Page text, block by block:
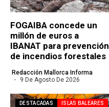
FOGAIBA concede un
millón de euros a
IBANAT para prevención
de incendios forestales
Redacción Mallorca Informa
9 De Agosto De 2026
DESTACADAS ISLAS BALEARES